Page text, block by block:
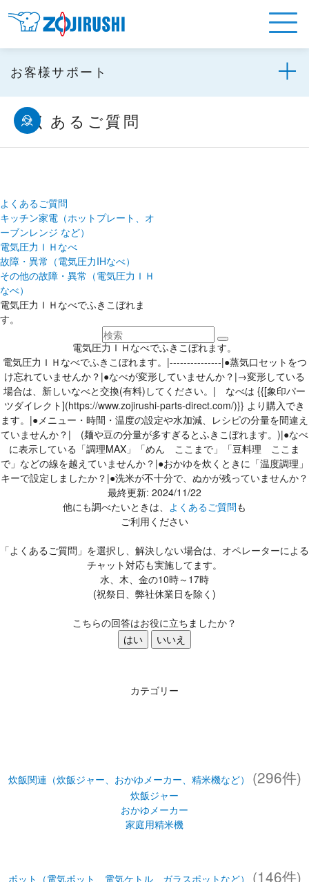
お客様サポート
よくあるご質問
よくあるご質問
キッチン家電（ホットプレート、オ
ーブンレンジ など）
電気圧力ＩＨなべ
故障・異常（電気圧力IHなべ）
その他の故障・異常（電気圧力ＩＨ
なべ）
電気圧力ＩＨなべでふきこぼれま
す。
電気圧力ＩＨなべでふきこぼれます。
電気圧力ＩＨなべでふきこぼれます。|---------------|●蒸気口セットをつ
け忘れていませんか？|●なべが変形していませんか？|→変形している
場合は、新しいなべと交換(有料)してください。| なべは {{[象印パー
ツダイレクト](https://www.zojirushi-parts-direct.com/)}} より購入でき
ます。|●メニュー・時間・温度の設定や水加減、レシピの分量を間違え
ていませんか？| (麺や豆の分量が多すぎるとふきこぼれます。)|●なべ
に表示している「調理MAX」「めん ここまで」「豆料理 ここま
で」などの線を越えていませんか？|●おかゆを炊くときに「温度調理」
キーで設定しましたか？|●洗米が不十分で、ぬかが残っていませんか？
最終更新: 2024/11/22
他にも調べたいときは、 よくあるご質問も
ご利用ください
「よくあるご質問」を選択し、解決しない場合は、オペレーターによる
チャット対応も実施してます。
水、木、金の10時～17時
(祝祭日、弊社休業日を除く)
こちらの回答はお役に立ちましたか？
はい
いいえ
カテゴリー
炊飯関連（炊飯ジャー、おかゆメーカー、精米機など） (296件)
炊飯ジャー
おかゆメーカー
家庭用精米機
ポット（電気ポット、電気ケトル、ガラスポットなど） (146件)